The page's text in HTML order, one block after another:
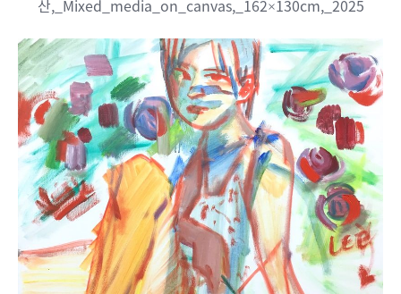
산,_Mixed_media_on_canvas,_162×130cm,_2025